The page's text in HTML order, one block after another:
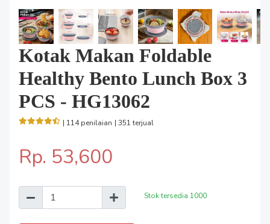
Kotak Makan Foldable
Healthy Bento Lunch Box 3
PCS - HG13062
| 114 penilaian | 351 terjual
Rp. 53,600
Stok tersedia 1000